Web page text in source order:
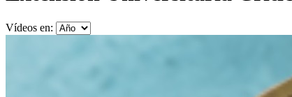
Vídeos en: